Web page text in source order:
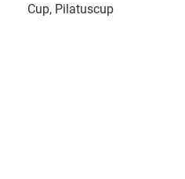
Cup, Pilatuscup